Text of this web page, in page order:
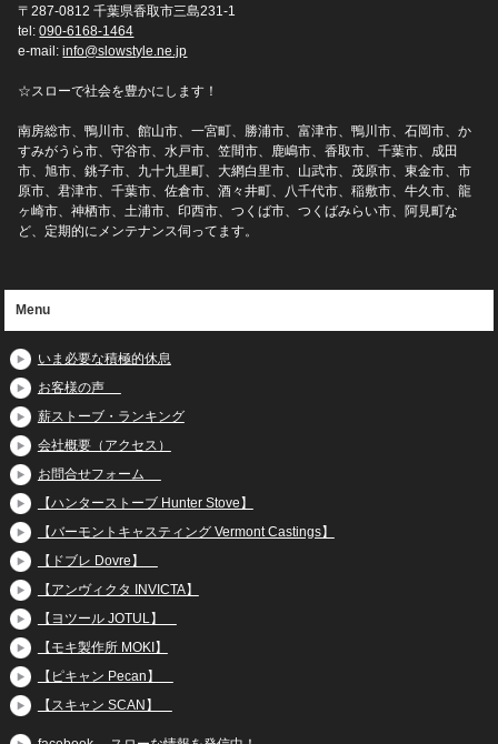
〒287-0812 千葉県香取市三島231-1
tel:090-6168-1464
e-mail:info@slowstyle.ne.jp
☆スローで社会を豊かにします！
南房総市、鴨川市、館山市、一宮町、勝浦市、富津市、鴨川市、石岡市、か
すみがうら市、守谷市、水戸市、笠間市、鹿嶋市、香取市、千葉市、成田
市、旭市、銚子市、九十九里町、大網白里市、山武市、茂原市、東金市、市
原市、君津市、千葉市、佐倉市、酒々井町、八千代市、稲敷市、牛久市、龍
ヶ崎市、神栖市、土浦市、印西市、つくば市、つくばみらい市、阿見町な
ど、定期的にメンテナンス伺ってます。
Menu
いま必要な積極的休息
お客様の声
薪ストーブ・ランキング
会社概要（アクセス）
お問合せフォーム
【ハンターストーブ Hunter Stove】
【バーモントキャスティング Vermont Castings】
【ドブレ Dovre】
【アンヴィクタ INVICTA】
【ヨツール JOTUL】
【モキ製作所 MOKI】
【ピキャン Pecan】
【スキャン SCAN】